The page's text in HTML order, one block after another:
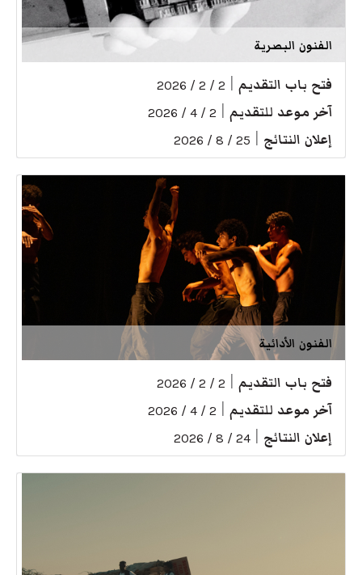
الفنون البصرية
فتح باب التقديم 2 / 2 / 2026
آخر موعد للتقديم 2 / 4 / 2026
إعلان النتائج 25 / 8 / 2026
الفنون الأدائية
فتح باب التقديم 2 / 2 / 2026
آخر موعد للتقديم 2 / 4 / 2026
إعلان النتائج 24 / 8 / 2026